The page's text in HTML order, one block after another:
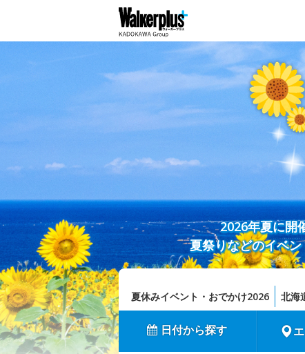
2026年夏に開
夏祭りなどのイベ
夏休みイベント・おでかけ2026 北海
日付から探す